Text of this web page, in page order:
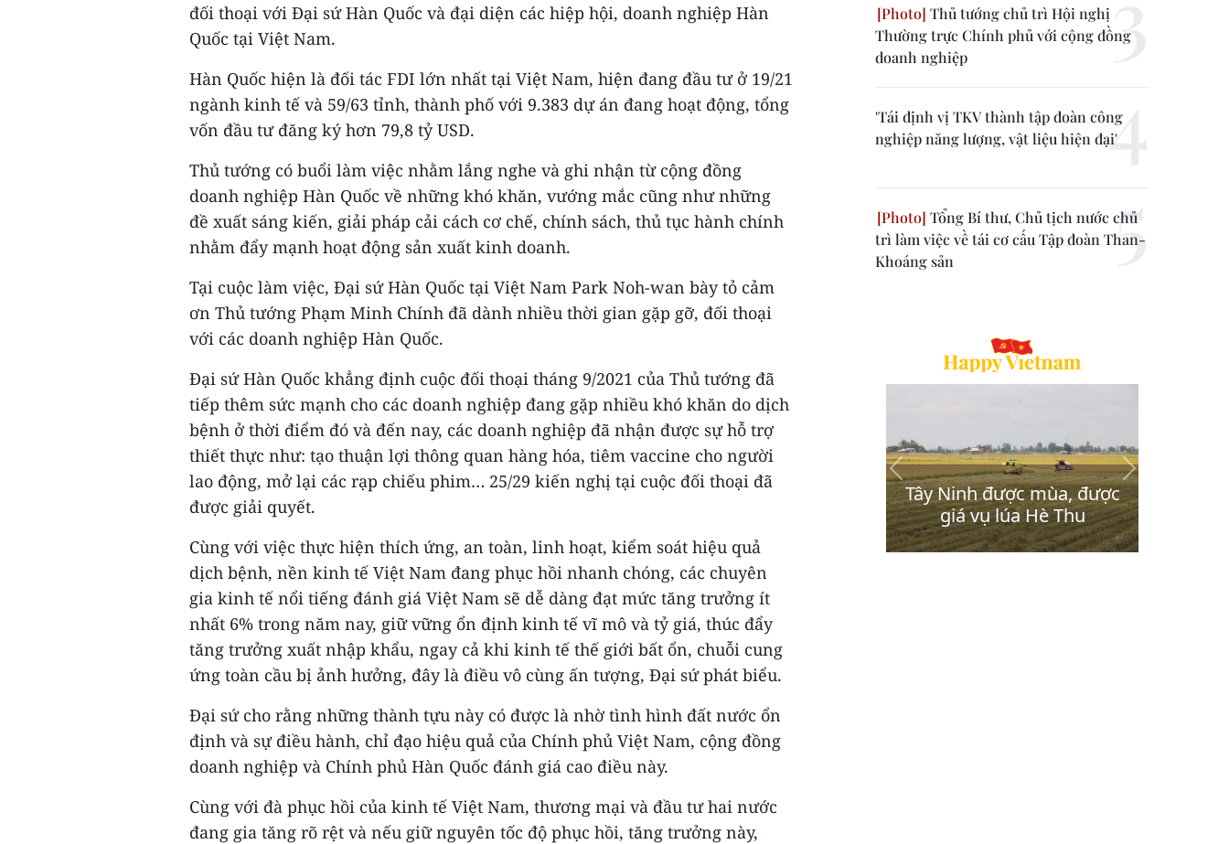
đối thoại với Đại sứ Hàn Quốc và đại diện các hiệp hội, doanh nghiệp Hàn
Quốc tại Việt Nam.
Hàn Quốc hiện là đối tác FDI lớn nhất tại Việt Nam, hiện đang đầu tư ở 19/21
ngành kinh tế và 59/63 tỉnh, thành phố với 9.383 dự án đang hoạt động, tổng
vốn đầu tư đăng ký hơn 79,8 tỷ USD.
Thủ tướng có buổi làm việc nhằm lắng nghe và ghi nhận từ cộng đồng
doanh nghiệp Hàn Quốc về những khó khăn, vướng mắc cũng như những
đề xuất sáng kiến, giải pháp cải cách cơ chế, chính sách, thủ tục hành chính
nhằm đẩy mạnh hoạt động sản xuất kinh doanh.
Tại cuộc làm việc, Đại sứ Hàn Quốc tại Việt Nam Park Noh-wan bày tỏ cảm
ơn Thủ tướng Phạm Minh Chính đã dành nhiều thời gian gặp gỡ, đối thoại
với các doanh nghiệp Hàn Quốc.
Đại sứ Hàn Quốc khẳng định cuộc đối thoại tháng 9/2021 của Thủ tướng đã
tiếp thêm sức mạnh cho các doanh nghiệp đang gặp nhiều khó khăn do dịch
bệnh ở thời điểm đó và đến nay, các doanh nghiệp đã nhận được sự hỗ trợ
thiết thực như: tạo thuận lợi thông quan hàng hóa, tiêm vaccine cho người
lao động, mở lại các rạp chiếu phim… 25/29 kiến nghị tại cuộc đối thoại đã
được giải quyết.
Cùng với việc thực hiện thích ứng, an toàn, linh hoạt, kiểm soát hiệu quả
dịch bệnh, nền kinh tế Việt Nam đang phục hồi nhanh chóng, các chuyên
gia kinh tế nổi tiếng đánh giá Việt Nam sẽ dễ dàng đạt mức tăng trưởng ít
nhất 6% trong năm nay, giữ vững ổn định kinh tế vĩ mô và tỷ giá, thúc đẩy
tăng trưởng xuất nhập khẩu, ngay cả khi kinh tế thế giới bất ổn, chuỗi cung
ứng toàn cầu bị ảnh hưởng, đây là điều vô cùng ấn tượng, Đại sứ phát biểu.
Đại sứ cho rằng những thành tựu này có được là nhờ tình hình đất nước ổn
định và sự điều hành, chỉ đạo hiệu quả của Chính phủ Việt Nam, cộng đồng
doanh nghiệp và Chính phủ Hàn Quốc đánh giá cao điều này.
Cùng với đà phục hồi của kinh tế Việt Nam, thương mại và đầu tư hai nước
đang gia tăng rõ rệt và nếu giữ nguyên tốc độ phục hồi, tăng trưởng này,
Thủ tướng chủ trì Hội nghị
Thường trực Chính phủ với cộng đồng
doanh nghiệp
'Tái định vị TKV thành tập đoàn công
nghiệp năng lượng, vật liệu hiện đại'
Tổng Bí thư, Chủ tịch nước chủ
trì làm việc về tái cơ cấu Tập đoàn Than-
Khoáng sản